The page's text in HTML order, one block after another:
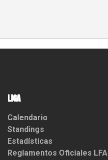
LIGA
Calendario
Standings
Estadísticas
Reglamentos Oficiales LFA